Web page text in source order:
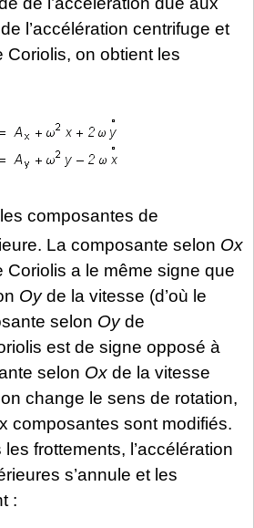
l’accélération centrifuge et
Coriolis, on obtient les
composantes de
La composante selon Ox
Coriolis a le même signe que
Oyde la vitesse (d’où le
selon Oyde
est de signe opposé à
selon Ox de la vitesse
change le sens de rotation,
composantes sont modifiés.
frottements, l’accélération
s’annule et les
: